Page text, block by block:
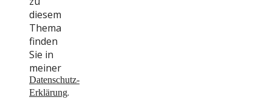
diesem
Thema
finden
Sie in
meiner
Datenschutz-
Erklärung.